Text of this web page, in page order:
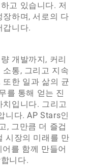
고 있습니다. 저
하며, 서로의 다
갑니다.
개발까지, 커리
통, 그리고 지속
한 일과 삶의 균
를 통해 얻는 진
입니다. 그리고
니다. AP Stars인
, 그만큼 더 즐겁
시장의 미래를 만
를 함께 만들어
니다.